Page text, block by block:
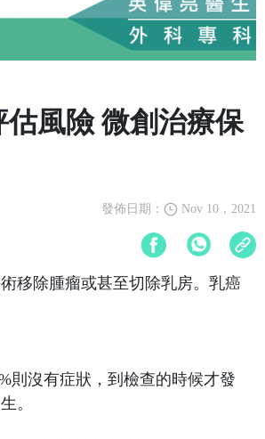
風險 微創治療保
發佈日期： Nov 10，2021
移除腫瘤或甚至切除乳房。乳癌
則沒有症狀，到檢查的時候才發
。